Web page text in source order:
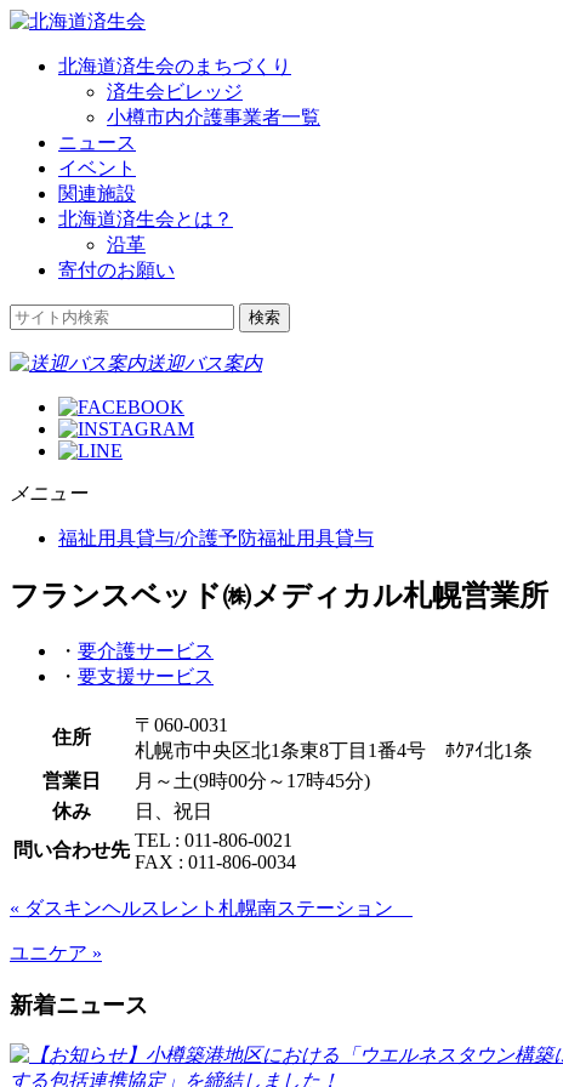
北海道済生会のまちづくり
済生会ビレッジ
小樽市内介護事業者一覧
ニュース
イベント
関連施設
北海道済生会とは？
沿革
寄付のお願い
送迎バス案内
メニュー
福祉用具貸与/介護予防福祉用具貸与
フランスベッド㈱メディカル札幌営業所
・ 要介護サービス
・ 要支援サービス
住所
〒060-0031
札幌市中央区北1条東8丁目1番4号 ﾎｸｱｲ北1条
営業日
月～土(9時00分～17時45分)
休み
日、祝日
問い合わせ先 TEL : 011-806-0021
FAX : 011-806-0034
« ダスキンヘルスレント札幌南ステーション
ユニケア »
新着ニュース
する包括連携協定」を締結しました！